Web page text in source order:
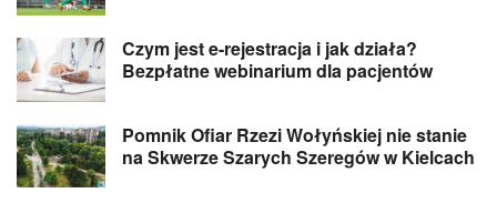
Czym jest e-rejestracja i jak działa?
Bezpłatne webinarium dla pacjentów
Pomnik Ofiar Rzezi Wołyńskiej nie stanie
na Skwerze Szarych Szeregów w Kielcach